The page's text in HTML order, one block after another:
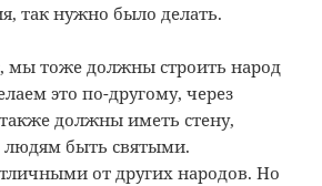
так нужно было делать.
мы тоже должны строить народ
это по-другому, через
должны иметь стену,
людям быть святыми.
от других народов. Но